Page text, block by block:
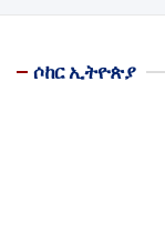
ሶከር ኢትዮጵያ